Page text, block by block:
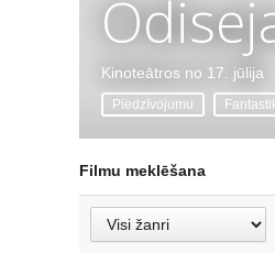
Kinoteātros no 17. jūlija
Piedzīvojumu
Filmu meklēšana